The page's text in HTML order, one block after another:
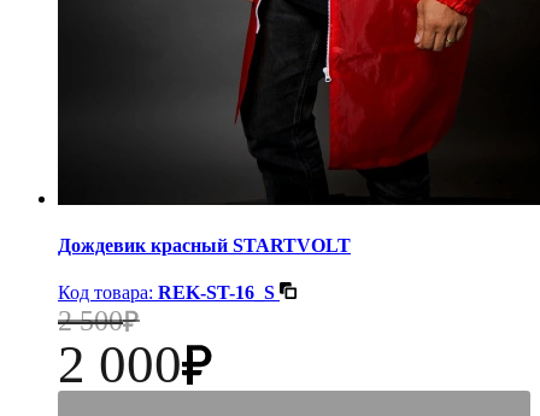
Дождевик красный STARTVOLT
Код товара: REK-ST-16_S
2 500
2 000